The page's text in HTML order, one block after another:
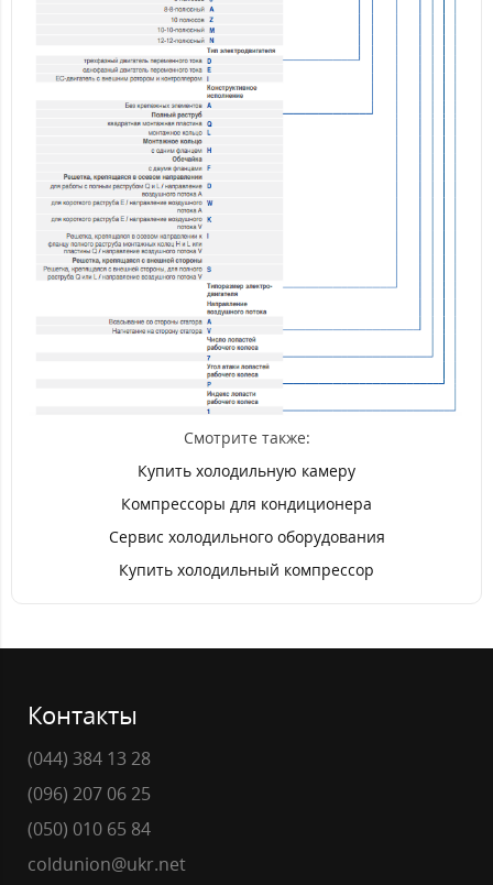
Смотрите также:
Купить холодильную камеру
Компрессоры для кондиционера
Сервис холодильного оборудования
Купить холодильный компрессор
Контакты
(044) 384 13 28
(096) 207 06 25
(050) 010 65 84
coldunion@ukr.net